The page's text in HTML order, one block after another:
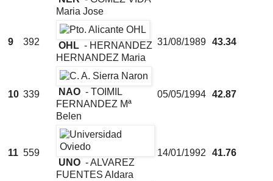
Maria Jose
9 392 OHL - HERNANDEZ
HERNANDEZ Maria
31/08/1989 43.34
10 339 NAO - TOIMIL
FERNANDEZ Mª
Belen
05/05/1994 42.87
11 559
UNO - ALVAREZ
FUENTES Aldara
14/01/1992 41.76